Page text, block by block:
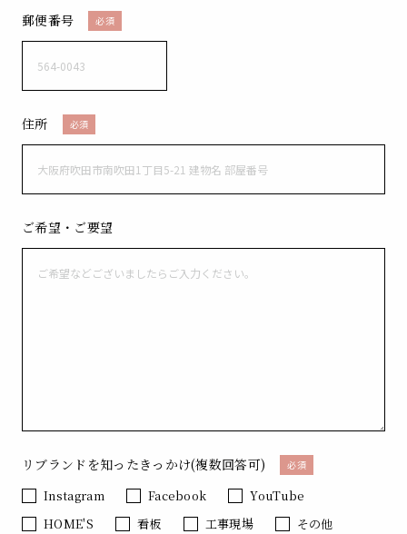
郵便番号 必須
住所 必須
ご希望・ご要望
リブランドを知ったきっかけ(複数回答可) 必須
Instagram Facebook
YouTube
HOME'S
看板 工事現場 その他